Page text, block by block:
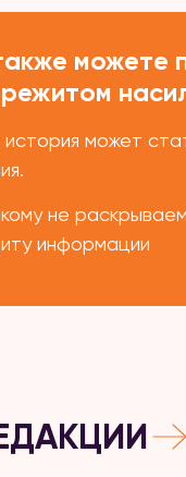
можете
может
не
информации